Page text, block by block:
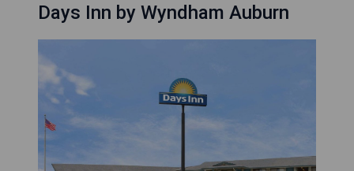
Days Inn by Wyndham Auburn